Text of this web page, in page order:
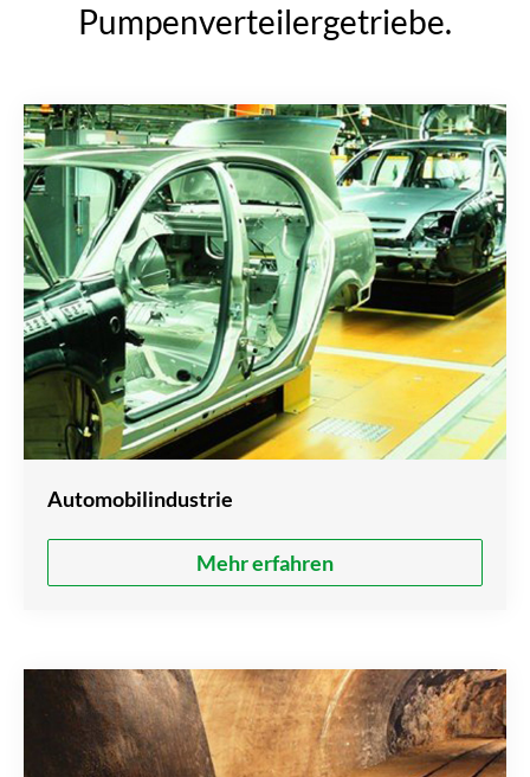
Pumpenverteilergetriebe.
Automobilindustrie
Mehr erfahren